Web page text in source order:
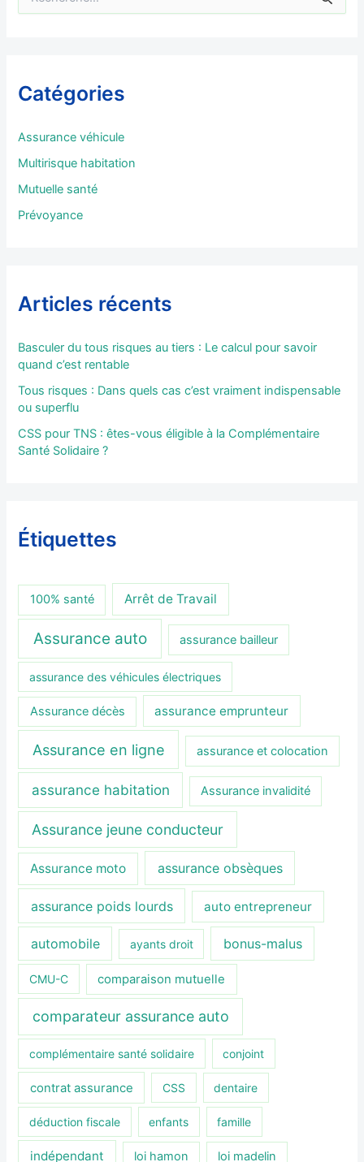
e
c
r
Catégories
Assurance véhicule
Multirisque habitation
Mutuelle santé
Prévoyance
Articles récents
Basculer du tous risques au tiers : Le calcul pour savoir
quand c’est rentable
Tous risques : Dans quels cas c’est vraiment indispensable
ou superflu
CSS pour TNS : êtes-vous éligible à la Complémentaire
Santé Solidaire ?
Étiquettes
100% santé Arrêt de Travail
Assurance auto assurance bailleur
assurance des véhicules électriques
Assurance décès assurance emprunteur
Assurance en ligne assurance et colocation
assurance habitation Assurance invalidité
Assurance jeune conducteur
Assurance moto assurance obsèques
assurance poids lourds auto entrepreneur
automobile ayants droit bonus-malus
CMU-C comparaison mutuelle
comparateur assurance auto
complémentaire santé solidaire conjoint
contrat assurance CSS dentaire
déduction fiscale enfants famille
indépendant loi hamon loi madelin